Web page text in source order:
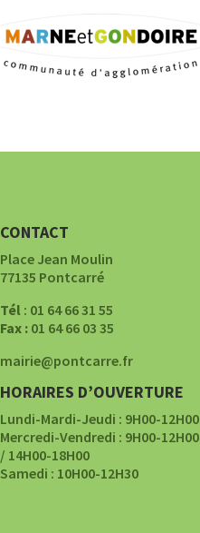
CONTACT
Place Jean Moulin
77135 Pontcarré
Tél : 01 64 66 31 55
Fax : 01 64 66 03 35
mairie@pontcarre.fr
HORAIRES D’OUVERTURE
Lundi-Mardi-Jeudi : 9H00-12H00
Mercredi-Vendredi : 9H00-12H00
/ 14H00-18H00
Samedi : 10H00-12H30